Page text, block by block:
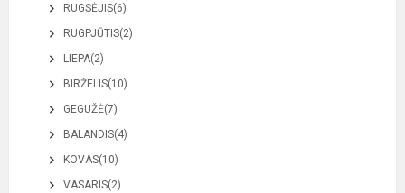
RUGSĖJIS(6)
RUGPJŪTIS(2)
LIEPA(2)
BIRŽELIS(10)
GEGUŽĖ(7)
BALANDIS(4)
KOVAS(10)
VASARIS(2)